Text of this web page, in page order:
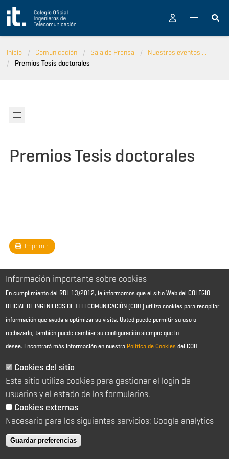
Pasar al contenido principal
Inicio Comunicación Sala de Prensa
Nuestros eventos ...
Premios Tesis doctorales
Premios Tesis doctorales
Imprimir
Aviso Legal - Información general
Política de cookies
Política de reembolso
Sitemap
C/ Almagro 2 1º Izqda 28010 Madrid
91 391 10 66
coit@coit.es
Información importante sobre cookies
En cumplimiento del RDL 13/2012, le informamos que el sitio Web del COLEGIO
OFICIAL DE INGENIEROS DE TELECOMUNICACIÓN (COIT) utiliza cookies para recopilar
información que ayuda a optimizar su visita. Usted puede permitir su uso o
rechazarlo, también puede cambiar su configuración siempre que lo
desee. Encontrará más información en nuestra Política de Cookies del COIT
Cookies del sitio
Este sitio utiliza cookies para gestionar el login de
usuarios y el estado de los formularios.
Cookies externas
Necesario para los siguientes servicios: Google analytics
Guardar preferencias